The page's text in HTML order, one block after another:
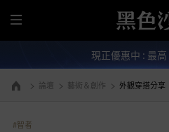
全
部
單
現正優惠中 : 最高
前往首頁 論壇 藝術＆創作 外觀穿搭分享
#智者